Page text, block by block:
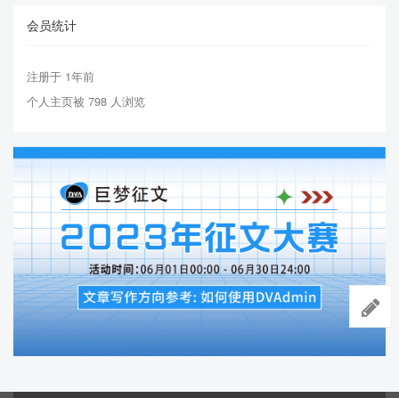
会员统计
注册于 1年前
个人主页被 798 人浏览